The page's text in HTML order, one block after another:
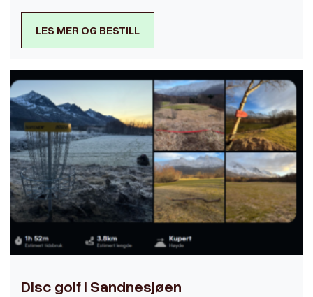
LES MER OG BESTILL
Disc golf i Sandnesjøen